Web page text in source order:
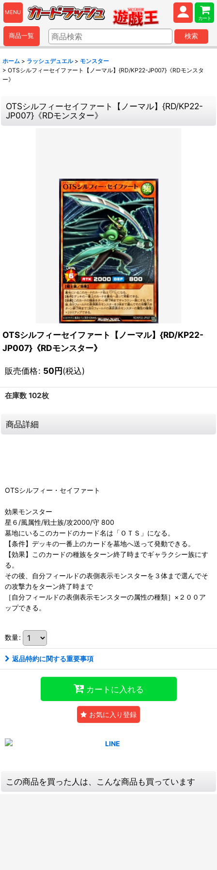
MENU
カート
商品一覧 検索
ホーム > ラッシュデュエル > モンスター
> OTSシルフィーセイファート【ノーマル】{RD/KP22-JP007}《RDモンスタ
ー》
OTSシルフィーセイファート【ノーマル】{RD/KP22-
JP007}《RDモンスター》
OTSシルフィーセイファート【ノーマル】{RD/KP22-
JP007}《RDモンスター》
販売価格: 50円(税込)
在庫数 102枚
商品詳細
OTSシルフィー・セイファート
効果モンスター
星６/風属性/戦士族/攻2000/守 800
墓地にいるこのカードのカード名は「ＯＴＳ」になる。
【条件】デッキの一番上のカードを墓地へ送って発動できる。
【効果】このカードの種族をターン終了時までギャラクシー族にす
る。
その後、自分フィールドの表側表示モンスターを３体まで選んでそ
の攻撃力をターン終了時まで
［自分フィールドの表側表示モンスターの属性の種類］×２００ア
ップできる。
数量:
返品特約に関する重要事項
カートに入れる
お気に入り登録
この商品を買った人は、こんな商品も買っています